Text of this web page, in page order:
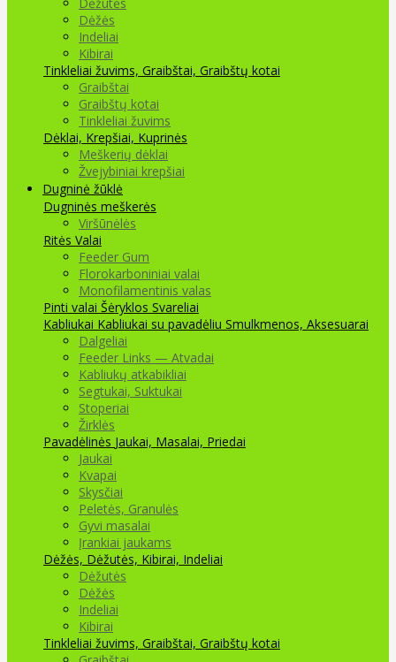
Dėžės
Indeliai
Kibirai
Tinkleliai žuvims, Graibštai, Graibštų kotai
Graibštai
Graibštų kotai
Tinkleliai žuvims
Dėklai, Krepšiai, Kuprinės
Meškerių dėklai
Žvejybiniai krepšiai
Dugninė žūklė
Dugninės meškerės
Viršūnėlės
Ritės Valai
Feeder Gum
Florokarboniniai valai
Monofilamentinis valas
Pinti valai Šėryklos Svareliai
Kabliukai Kabliukai su pavadėliu Smulkmenos, Aksesuarai
Dalgeliai
Feeder Links — Atvadai
Kabliukų atkabikliai
Segtukai, Suktukai
Stoperiai
Žirklės
Pavadėlinės Jaukai, Masalai, Priedai
Jaukai
Kvapai
Skysčiai
Peletės, Granulės
Gyvi masalai
Įrankiai jaukams
Dėžės, Dėžutės, Kibirai, Indeliai
Dėžutės
Dėžės
Indeliai
Kibirai
Tinkleliai žuvims, Graibštai, Graibštų kotai